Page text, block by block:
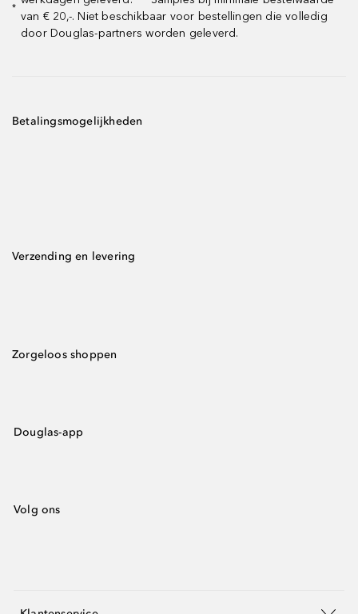
*
van € 20,-. Niet beschikbaar voor bestellingen die volledig
door Douglas-partners worden geleverd.
Betalingsmogelijkheden
Verzending en levering
Zorgeloos shoppen
Douglas-app
Volg ons